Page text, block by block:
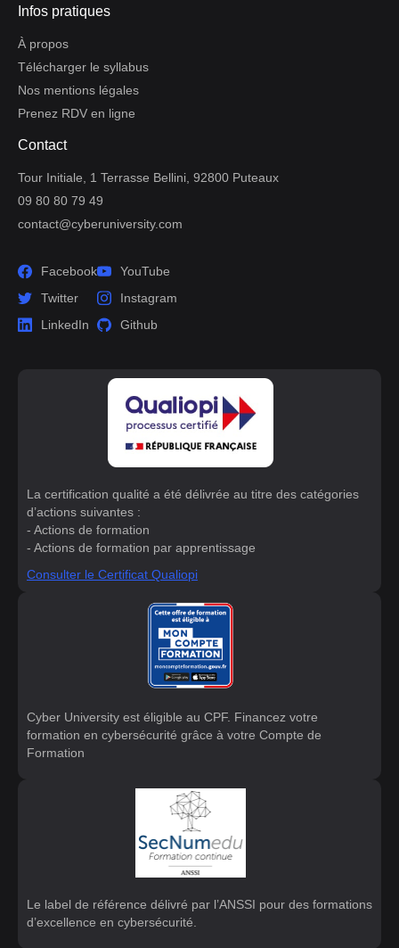
Infos pratiques
À propos
Télécharger le syllabus
Nos mentions légales
Prenez RDV en ligne
Contact
Tour Initiale, 1 Terrasse Bellini, 92800 Puteaux
09 80 80 79 49
contact@cyberuniversity.com
Facebook
Twitter
LinkedIn
YouTube
Instagram
Github
La certification qualité a été délivrée au titre des catégories
d’actions suivantes :
- Actions de formation
- Actions de formation par apprentissage
Consulter le Certificat Qualiopi
Cyber University est éligible au CPF. Financez votre
formation en cybersécurité grâce à votre Compte de
Formation
Le label de référence délivré par l’ANSSI pour des formations
d’excellence en cybersécurité.